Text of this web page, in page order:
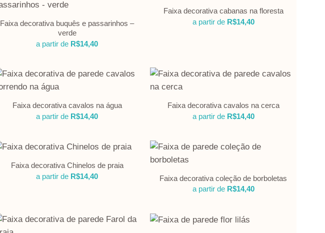
Faixa decorativa buquês e passarinhos –
verde
a partir de R$14,40
Faixa decorativa cabanas na floresta
a partir de R$14,40
Faixa decorativa cavalos na água
a partir de R$14,40
Faixa decorativa cavalos na cerca
a partir de R$14,40
Faixa decorativa Chinelos de praia
a partir de R$14,40
Faixa decorativa coleção de borboletas
a partir de R$14,40